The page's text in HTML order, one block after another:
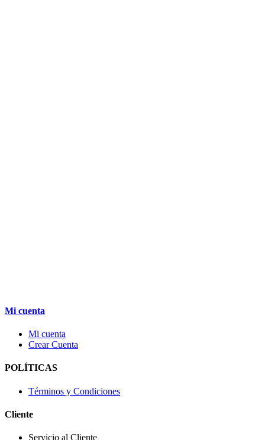
Mi cuenta
Mi cuenta
Crear Cuenta
POLÍTICAS
Términos y Condiciones
Cliente
Servicio al Cliente